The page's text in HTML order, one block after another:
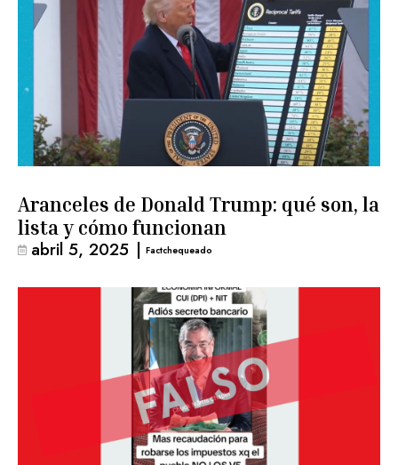
Aranceles de Donald Trump: qué son, la
lista y cómo funcionan
abril 5, 2025 | Factchequeado